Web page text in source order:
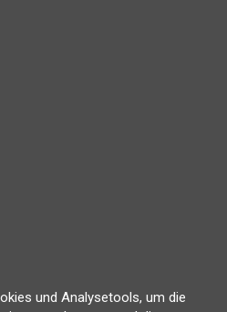
und Analysetools, um die